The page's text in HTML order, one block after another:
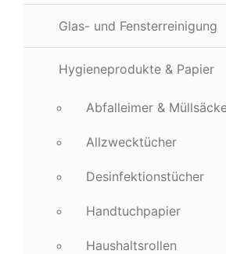
Glas- und Fensterreinigung
Hygieneprodukte & Papier
Abfalleimer &
Allzwecktücher
Desinfektionstücher
Handtuchpapier
Haushaltsrollen